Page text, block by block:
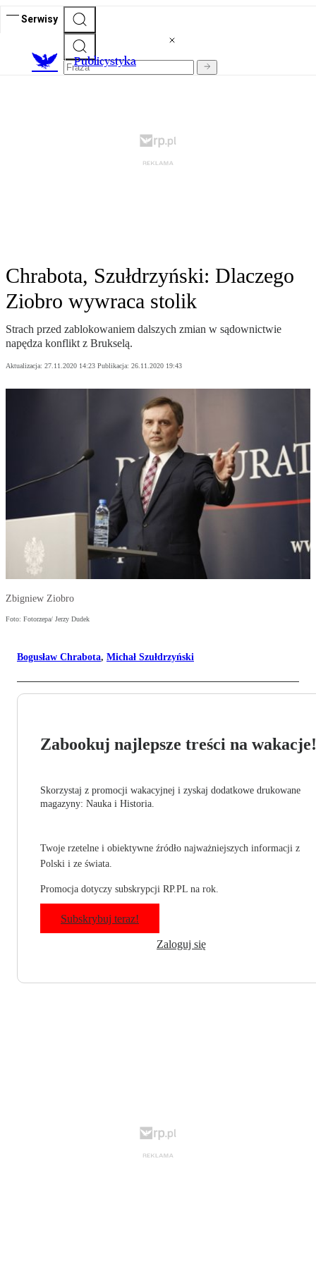
Serwisy
Publicystyka
Chrabota, Szułdrzyński: Dlaczego
Ziobro wywraca stolik
Strach przed zablokowaniem dalszych zmian w sądownictwie
napędza konflikt z Brukselą.
Aktualizacja: 27.11.2020 14:23 Publikacja: 26.11.2020 19:43
Zbigniew Ziobro
Foto: Fotorzepa/ Jerzy Dudek
Bogusław Chrabota, Michał Szułdrzyński
Zabookuj najlepsze treści na wakacje!
Skorzystaj z promocji wakacyjnej i zyskaj dodatkowe drukowane
magazyny: Nauka i Historia.
Twoje rzetelne i obiektywne źródło najważniejszych informacji z
Polski i ze świata.
Promocja dotyczy subskrypcji RP.PL na rok.
Subskrybuj teraz!
Zaloguj się